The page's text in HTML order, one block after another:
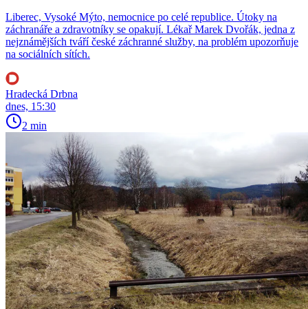
Liberec, Vysoké Mýto, nemocnice po celé republice. Útoky na
záchranáře a zdravotníky se opakují. Lékař Marek Dvořák, jedna z
nejznámějších tváří české záchranné služby, na problém upozorňuje
na sociálních sítích.
Hradecká Drbna
dnes, 15:30
2 min